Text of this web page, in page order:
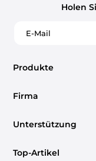
Produkte
Top-Artikel
Unterstützung
Hilfezentrum
Firma
Über uns
Kontakt
Holen